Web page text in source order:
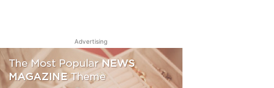
Advertising